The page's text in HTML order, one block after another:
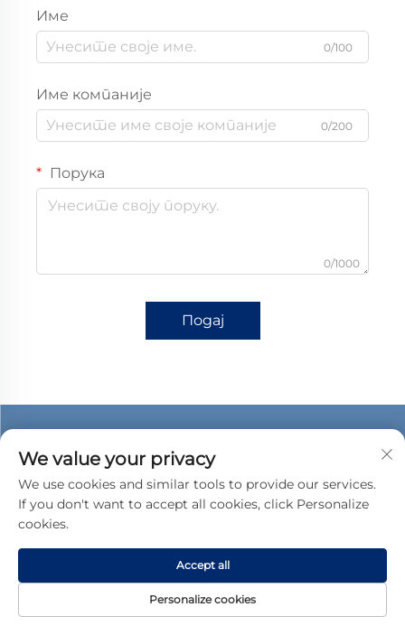
Име
0/100
Име компаније
0/200
Порука
0/1000
Подај
We value your privacy
We use cookies and similar tools to provide our services.
If you don't want to accept all cookies, click Personalize
cookies.
Personalize cookies
Accept all